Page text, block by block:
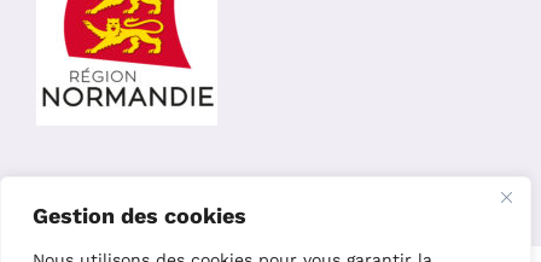
Gestion des cookies